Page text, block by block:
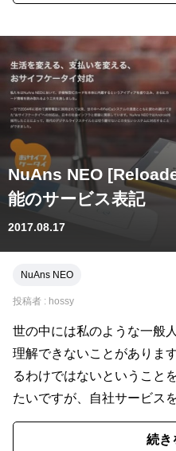
NuAns NEO
能のサービス表記
2017.08.17
NuAns NEO
投稿者 : hossy
世の中には私のような一般
理解できないことがありま
るわけではないということ
たいですが、自社サービス
続き